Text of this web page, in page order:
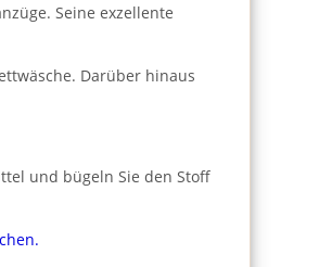
Seine exzellente
Darüber hinaus
und bügeln Sie den Stoff